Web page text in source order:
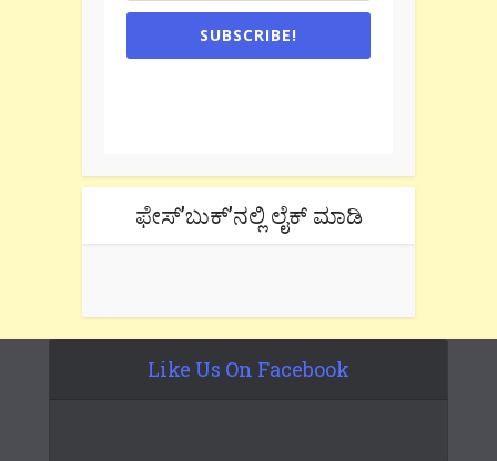
SUBSCRIBE!
ಫೇಸ್’ಬುಕ್’ನಲ್ಲಿ ಲೈಕ್ ಮಾಡಿ
Like Us On Facebook